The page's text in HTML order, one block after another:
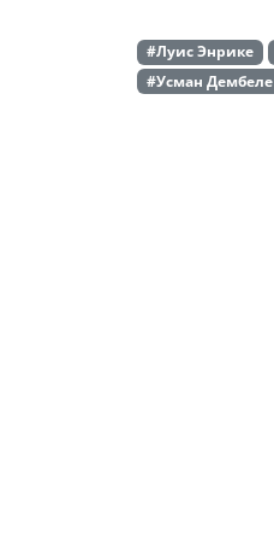
#Луис Энрике
#Усман Дембеле